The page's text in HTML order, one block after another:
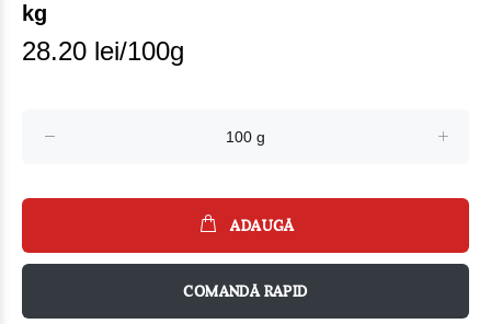
kg
28.20 lei/100g
ADAUGĂ
COMANDĂ RAPID